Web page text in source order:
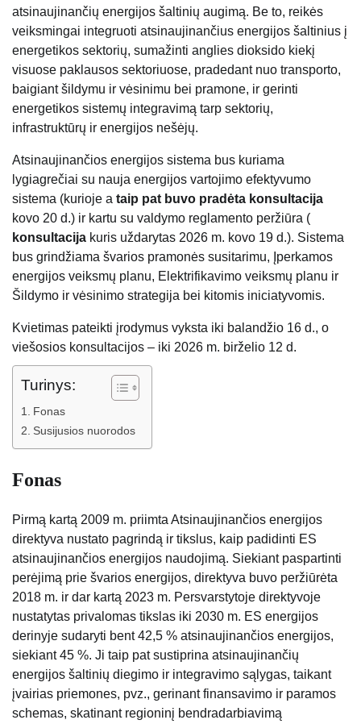
atsinaujinančių energijos šaltinių augimą. Be to, reikės
veiksmingai integruoti atsinaujinančius energijos šaltinius į
energetikos sektorių, sumažinti anglies dioksido kiekį
visuose paklausos sektoriuose, pradedant nuo transporto,
baigiant šildymu ir vėsinimu bei pramone, ir gerinti
energetikos sistemų integravimą tarp sektorių,
infrastruktūrų ir energijos nešėjų.
Atsinaujinančios energijos sistema bus kuriama
lygiagrečiai su nauja energijos vartojimo efektyvumo
sistema (kurioje a taip pat buvo pradėta konsultacija
kovo 20 d.) ir kartu su valdymo reglamento peržiūra (
konsultacija kuris uždarytas 2026 m. kovo 19 d.). Sistema
bus grindžiama švarios pramonės susitarimu, Įperkamos
energijos veiksmų planu, Elektrifikavimo veiksmų planu ir
Šildymo ir vėsinimo strategija bei kitomis iniciatyvomis.
Kvietimas pateikti įrodymus vyksta iki balandžio 16 d., o
viešosios konsultacijos – iki 2026 m. birželio 12 d.
Turinys:
Fonas
Susijusios nuorodos
Fonas
Pirmą kartą 2009 m. priimta Atsinaujinančios energijos
direktyva nustato pagrindą ir tikslus, kaip padidinti ES
atsinaujinančios energijos naudojimą. Siekiant paspartinti
perėjimą prie švarios energijos, direktyva buvo peržiūrėta
2018 m. ir dar kartą 2023 m. Persvarstytoje direktyvoje
nustatytas privalomas tikslas iki 2030 m. ES energijos
derinyje sudaryti bent 42,5 % atsinaujinančios energijos,
siekiant 45 %. Ji taip pat sustiprina atsinaujinančių
energijos šaltinių diegimo ir integravimo sąlygas, taikant
įvairias priemones, pvz., gerinant finansavimo ir paramos
schemas, skatinant regioninį bendradarbiavimą